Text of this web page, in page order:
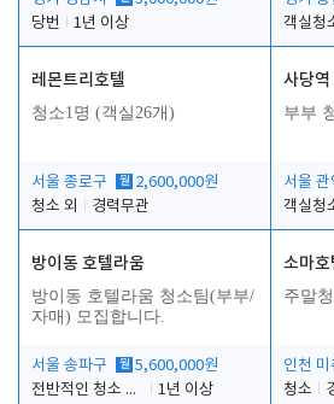
당번
1년 이상
객실청
레몬트리호텔
청소1명 (객실26개)
서울 종로구 월 2,600,000원
청소 외
경력무관
사당
부부
서울 관
객실청
방이동 호텔라움
방이동 호텔라움 청소팀(부부/
자매) 모집합니다.
서울 송파구 월 5,600,000원
전반적인 청소 업무(객실청소.객실정리)
1년 이상
소마호
주말
인천 미
청소